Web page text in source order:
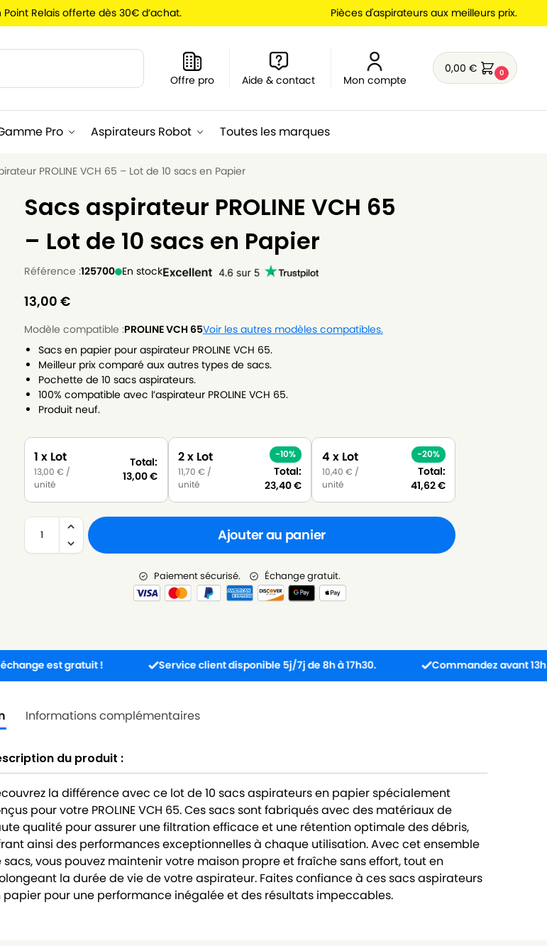
Point Relais offerte dès 30€ d’achat. Pièces d'aspirateurs aux meilleurs prix.
Offre pro Aide & contact Mon compte
0,00€ 0
Pro Aspirateurs Robot Toutes les marques
PROLINE VCH 65 – Lot de 10 sacs en Papier
Sacs aspirateur PROLINE VCH 65
– Lot de 10 sacs en Papier
Référence :125700 En stock
13,00 €
Modèle compatible :PROLINE VCH 65Voir les autres modèles compatibles.
Sacs en papier pour aspirateur PROLINE VCH 65.
Meilleur prix comparé aux autres types de sacs.
Pochette de 10 sacs aspirateurs.
100% compatible avec l’aspirateur PROLINE VCH 65.
Produit neuf.
1 x Lot
13,00€ /
unité
Total:
13,00€
2 x Lot
11,70€ /
unité
-10%
Total:
23,40€
4 x Lot
10,40 € /
unité
-20%
Total:
41,62€
Ajouter au panier
Paiement sécurisé. Échange gratuit.
gratuit ! Service client disponible 5j/7j de 8h à 17h30. Commandez avant 13h : colis
Informations complémentaires
du produit :
la différence avec ce lot de 10 sacs aspirateurs en papier spécialement
pour votre PROLINE VCH 65. Ces sacs sont fabriqués avec des matériaux de
qualité pour assurer une filtration efficace et une rétention optimale des débris,
ainsi des performances exceptionnelles à chaque utilisation. Avec cet ensemble
sacs, vous pouvez maintenir votre maison propre et fraîche sans effort, tout en
la durée de vie de votre aspirateur. Faites confiance à ces sacs aspirateurs
papier pour une performance inégalée et des résultats impeccables.